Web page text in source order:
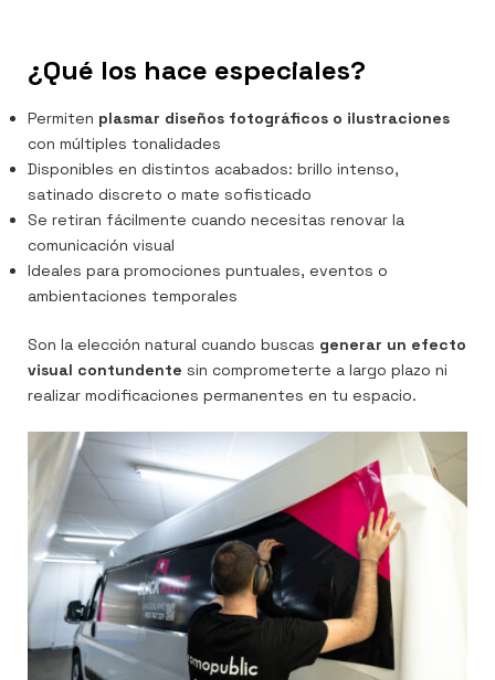
¿Qué los hace especiales?
Permiten plasmar diseños fotográficos o ilustraciones
con múltiples tonalidades
Disponibles en distintos acabados: brillo intenso,
satinado discreto o mate sofisticado
Se retiran fácilmente cuando necesitas renovar la
comunicación visual
Ideales para promociones puntuales, eventos o
ambientaciones temporales
Son la elección natural cuando buscas generar un efecto
visual contundente sin comprometerte a largo plazo ni
realizar modificaciones permanentes en tu espacio.